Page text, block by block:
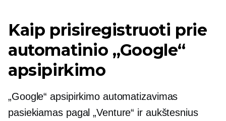
Kaip prisiregistruoti prie
automatinio „Google“
apsipirkimo
„Google“ apsipirkimo automatizavimas
pasiekiamas pagal „Venture“ ir aukštesnius